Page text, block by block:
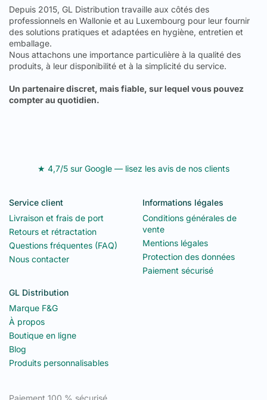
Depuis 2015, GL Distribution travaille aux côtés des
professionnels en Wallonie et au Luxembourg pour leur fournir
des solutions pratiques et adaptées en hygiène, entretien et
emballage.
Nous attachons une importance particulière à la qualité des
produits, à leur disponibilité et à la simplicité du service.
Un partenaire discret, mais fiable, sur lequel vous pouvez
compter au quotidien.
★ 4,7/5 sur Google — lisez les avis de nos clients
Service client
Livraison et frais de port
Retours et rétractation
Questions fréquentes (FAQ)
Nous contacter
Informations légales
Conditions générales de
vente
Mentions légales
Protection des données
Paiement sécurisé
GL Distribution
Marque F&G
À propos
Boutique en ligne
Blog
Produits personnalisables
Paiement 100 % sécurisé